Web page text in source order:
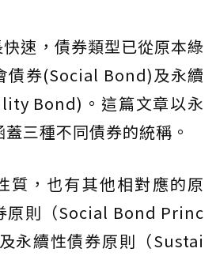
速，債券類型已從原本綠
債券(Social Bond)及永續
Bond)。這篇文章以永
三種不同債券的統稱。
質，也有其他相對應的原
原則（Social Bond Princ
永續性債券原則（Sustai